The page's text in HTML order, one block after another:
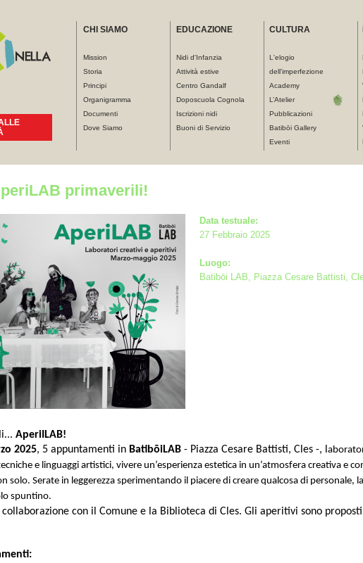
CHI SIAMO
Mission
Storia
Principi
Organigramma
Documenti
Dove Siamo
EDUCAZIONE
Nidi d'Infanzia
Attività estive
Centro Gandalf
Doposcuola Cognola
Iscrizioni nidi
Buoni di Servizio
CULTURA
L'elogio
dell'imperfezione
Academy
L’Atelier
Pubblicazioni
Batibōi Gallery
Eventi
primaverili!
Data testuale:
27 Febbraio 2025
Luogo:
Batibōi LAB, Piazza Cesare Battisti,
AperiILAB!
2025, 5 appuntamenti in BatibōiLAB - Piazza Cesare Battisti, Cles -, l
e linguaggi artistici, vivere un’esperienza estetica in un’atmosfera creativa e
solo. Serate in leggerezza sperimentando il piacere di creare qualcosa di personale,
spuntino.
con il Comune e la Biblioteca di Cles. Gli aperitivi sono